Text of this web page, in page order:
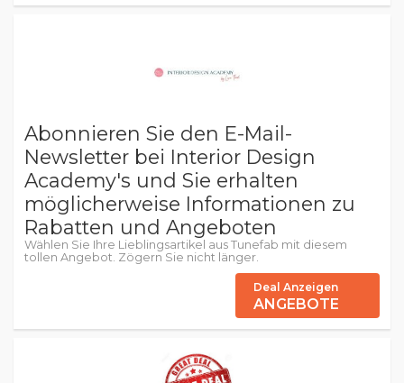
Abonnieren Sie den E-Mail-
Newsletter bei Interior Design
Academy's und Sie erhalten
möglicherweise Informationen zu
Rabatten und Angeboten
Wählen Sie Ihre Lieblingsartikel aus Tunefab mit diesem
tollen Angebot. Zögern Sie nicht länger.
Deal Anzeigen
ANGEBOTE